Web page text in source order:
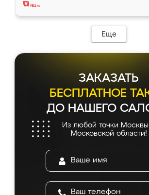
Еще
ЗАКАЗАТЬ
БЕСПЛАТНОЕ
ДО НАШЕГО
Из любой точки
Московской области!